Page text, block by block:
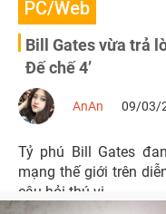
PC/Web
Bill Gates vừa trả
Đế chế 4’
AnAn 09/03/
Tỷ phú Bill Gates
mạng thế giới trên
câu hỏi thú vị.